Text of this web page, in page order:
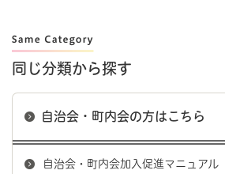
同じ分類から探す
自治会・町内会の方はこちら
自治会・町内会加入促進マニュアル